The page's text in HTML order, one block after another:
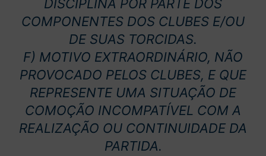
DISCIPLINA POR PARTE DOS
COMPONENTES DOS CLUBES E/OU
DE SUAS TORCIDAS.
F) MOTIVO EXTRAORDINÁRIO, NÃO
PROVOCADO PELOS CLUBES, E QUE
REPRESENTE UMA SITUAÇÃO DE
COMOÇÃO INCOMPATÍVEL COM A
REALIZAÇÃO OU CONTINUIDADE DA
PARTIDA.